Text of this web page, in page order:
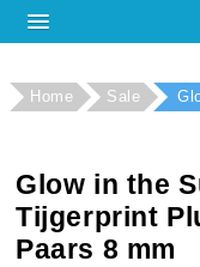
Home Sale
Glow in the
Tijgerprint
Paars 8 mm